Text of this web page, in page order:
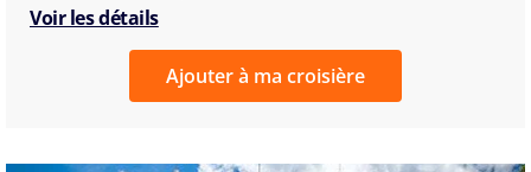
Voir les détails
Ajouter à ma croisière